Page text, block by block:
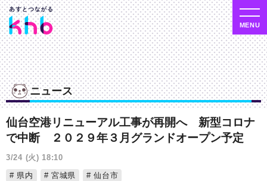
ニュース
仙台空港リニューアル工事が再開へ 新型コロナ
で中断 ２０２９年３月グランドオープン予定
3/24 (火) 18:10
県内
宮城県 仙台市